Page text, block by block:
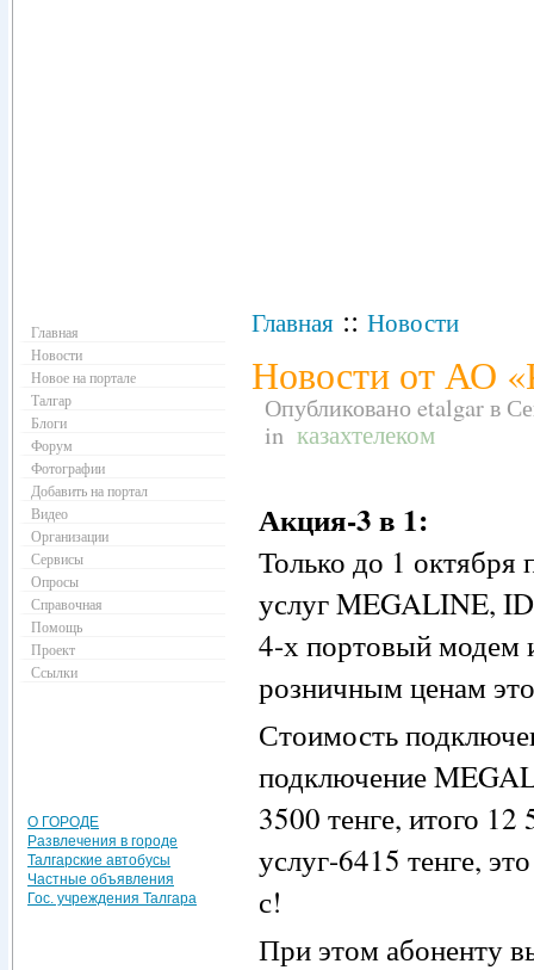
Главная :: Новости
Новости от АО
Опубликовано etalgar в
in казахтелеком
Акция-3 в 1:
Только до 1
услуг MEGALINE,
4-х портовый модем
розничным ценам
Стоимость
подключение
3500 тенге, итого 12
услуг-6415 тенге,
с!
При этом абоненту
Главная
Новости
Новое на портале
Талгар
Блоги
Форум
Фотографии
Добавить на портал
Видео
Организации
Сервисы
Опросы
Справочная
Помощь
Проект
Ссылки
О ГОРОДЕ
Развлечения в городе
Талгарские автобусы
Частные объявления
Гос. учреждения Талгара